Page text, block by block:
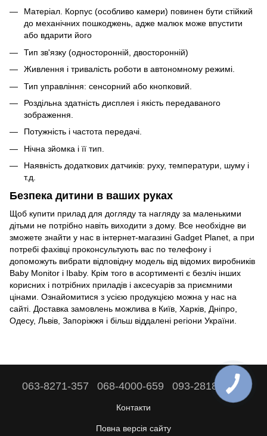
Матеріал. Корпус (особливо камери) повинен бути стійкий
до механічних пошкоджень, адже малюк може впустити
або вдарити його
Тип зв'язку (односторонній, двосторонній)
Живлення і тривалість роботи в автономному режимі.
Тип управління: сенсорний або кнопковий.
Роздільна здатність дисплея і якість передаваного
зображення.
Потужність і частота передачі.
Нічна зйомка і її тип.
Наявність додаткових датчиків: руху, температури, шуму і
т.д.
Безпека дитини в ваших руках
Щоб купити прилад для догляду та нагляду за маленькими
дітьми не потрібно навіть виходити з дому. Все необхідне ви
зможете знайти у нас в інтернет-магазині Gadget Planet, а при
потребі фахівці проконсультують вас по телефону і
допоможуть вибрати відповідну модель від відомих виробників
Baby Monitor і Ibaby. Крім того в асортименті є безліч інших
корисних і потрібних приладів і аксесуарів за приємними
цінами. Ознайомитися з усією продукцією можна у нас на
сайті. Доставка замовлень можлива в Київ, Харків, Дніпро,
Одесу, Львів, Запоріжжя і більш віддалені регіони України.
063-8271-357 068-4000-659 093-2818-808
Контакти
Повна версія сайту